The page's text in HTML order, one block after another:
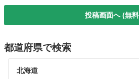
投稿画面へ (無
都道府県で検索
北海道